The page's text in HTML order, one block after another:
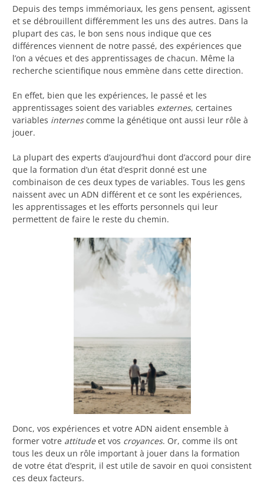
Depuis des temps immémoriaux, les gens pensent, agissent
et se débrouillent différemment les uns des autres. Dans la
plupart des cas, le bon sens nous indique que ces
différences viennent de notre passé, des expériences que
l’on a vécues et des apprentissages de chacun. Même la
recherche scientifique nous emmène dans cette direction.
En effet, bien que les expériences, le passé et les
apprentissages soient des variables externes, certaines
variables internescomme la génétique ont aussi leur rôle à
jouer.
La plupart des experts d’aujourd’hui dont d’accord pour dire
que la formation d’un état d’esprit donné est une
combinaison de ces deux types de variables. Tous les gens
naissent avec un ADN différent et ce sont les expériences,
les apprentissages et les efforts personnels qui leur
permettent de faire le reste du chemin.
Donc, vos expériences et votre ADN aident ensemble à
former votre attitudeet vos croyances. Or, comme ils ont
tous les deux un rôle important à jouer dans la formation
de votre état d’esprit, il est utile de savoir en quoi consistent
ces deux facteurs.